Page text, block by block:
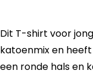
Dit T-shirt voor
katoenmix en
een ronde hals en